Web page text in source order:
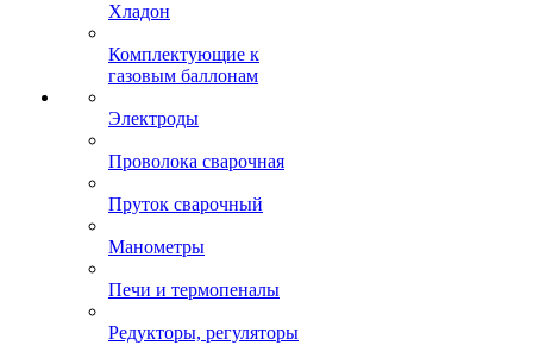
Хладон
Комплектующие к
газовым баллонам
Электроды
Проволока сварочная
Пруток сварочный
Манометры
Печи и термопеналы
Редукторы, регуляторы